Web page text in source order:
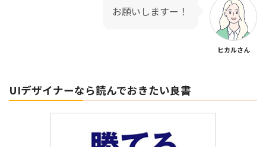
お願いしますー！
ヒカルさん
UIデザイナーなら読んでおきたい良書